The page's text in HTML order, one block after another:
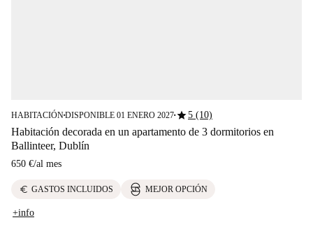
HABITACIÓN■DISPONIBLE 01 ENERO 2027■star5 (10)
Habitación decorada en un apartamento de 3 dormitorios en
Ballinteer, Dublín
650 €/al mes
euro GASTOS INCLUIDOS MEJOR OPCIÓN
+info